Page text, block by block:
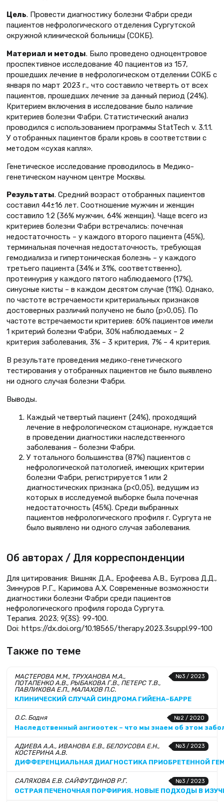
Цель. Провести диагностику болезни Фабри среди
пациентов нефрологического отделения Сургутской
окружной клинической больницы (СОКБ).
Материал и методы. Было проведено одноцентровое
проспективное исследование 40 пациентов из 157,
прошедших лечение в нефрологическом отделении СОКБ с
января по март 2023 г., что составило четверть от всех
пациентов, прошедших лечение за данный период (24%).
Критерием включения в исследование было наличие
критериев болезни Фабри. Статистический анализ
проводился с использованием программы StatTech v. 3.1.1.
У отобранных пациентов брали кровь в соответствии с
методом «сухая капля».
Генетическое исследование проводилось в Медико-
генетическом научном центре Москвы.
Результаты. Средний возраст отобранных пациентов
составил 44±16 лет. Соотношение мужчин и женщин
составило 1:2 (36% мужчин, 64% женщин). Чаще всего из
критериев болезни Фабри встречались: почечная
недостаточность – у каждого второго пациента (45%),
терминальная почечная недостаточность, требующая
гемодиализа и гипертоническая болезнь – у каждого
третьего пациента (34% и 31%, соответственно),
протеинурия у каждого пятого наблюдаемого (17%),
синусные кисты – в каждом десятом случае (11%). Однако,
по частоте встречаемости критериальных признаков
достоверных различий получено не было (р>0,05). По
частоте встречаемости критериев: 60% пациентов имели
1 критерий болезни Фабри, 30% наблюдаемых – 2
критерия заболевания, 3% – 3 критерия, 7% – 4 критерия.
В результате проведения медико-генетического
тестирования у отобранных пациентов не было выявлено
ни одного случая болезни Фабри.
Выводы.
Каждый четвертый пациент (24%), проходящий
лечение в нефрологическом стационаре, нуждается
в проведении диагностики наследственного
заболевания – болезни Фабри.
У тотального большинства (87%) пациентов с
нефрологической патологией, имеющих критерии
болезни Фабри, регистрируется 1 или 2
диагностических признака (р<0,05), ведущим из
которых в исследуемой выборке была почечная
недостаточность (45%). Среди выбранных
пациентов нефрологического профиля г. Сургута не
было выявлено ни одного случая заболевания.
Об авторах / Для корреспонденции
Для цитирования: Вишняк Д.А., Ерофеева А.В., Бугрова Д.Д.,
Зиннуров Р.Г., Каримова А.Х. Современные возможности
диагностики болезни Фабри среди пациентов
нефрологического профиля города Сургута.
Терапия. 2023; 9(3S): 99-100.
Doi: https://dx.doi.org/10.18565/therapy.2023.3suppl.99-100
Также по теме
№3 / 2023
МАСТЕРОВА М.М., ТРУХАНОВА М.А.,
ПОТАПЕНКО А.В., РЫБАКОВА Г.В., ПЕТЕРС Т.В.,
ПАВЛИКОВА Е.П., МАЛАХОВ П.С.
КЛИНИЧЕСКИЙ СЛУЧАЙ СИНДРОМА ГИЙЕНА–БАРРЕ
№2 / 2020
О.С. Бодня
Наследственный ангиоотек – что мы знаем об этом
№3 / 2023
АДИЕВА А.А., ИВАНОВА Е.В., БЕЛОУСОВА Е.Н.,
КОСТЕРИНА А.В.
ДИФФЕРЕНЦИАЛЬНАЯ ДИАГНОСТИКА ПРИОБРЕТЕННОЙ
№3 / 2023
САЛЯХОВА Е.В. САЙФУТДИНОВ Р.Г.
ОСТРАЯ ПЕЧЕНОЧНАЯ ПОРФИРИЯ. НОВЫЕ ПОДХОДЫ В